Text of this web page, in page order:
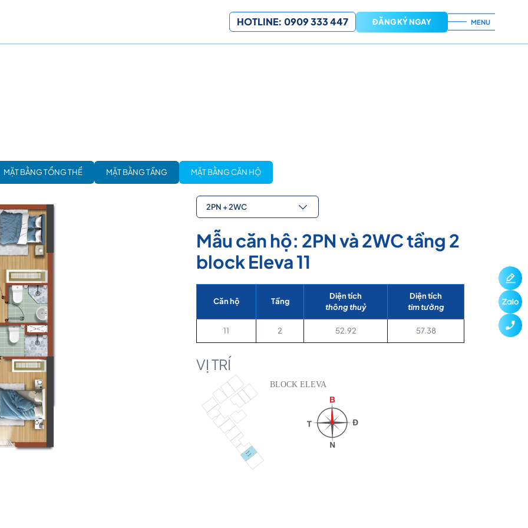
HOTLINE: 0909 333 447 ĐĂNG KÝ NGAY MENU
MẶT BẰNG TỔNG THỂ MẶT BẰNG TẦNG MẶT BẰNG CĂN HỘ
2PN + 2WC
Mẫu căn hộ: 2PN và 2WC tầng 2
block Eleva 11
Căn hộ Tầng
Diện tích
thông thuỷ
Diện tích
tim tường
11 2 52.92 57.38
VỊ TRÍ